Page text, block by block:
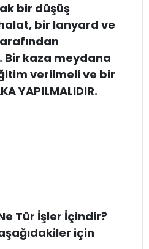
bir düşüş
bir lanyard ve
Bir kaza meydana
verilmeli ve bir
YAPILMALIDIR.
Tür İşler İçindir?
için